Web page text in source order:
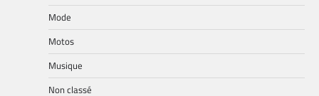
Mode
Motos
Musique
Non classé